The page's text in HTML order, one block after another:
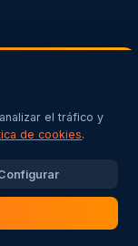
el tráfico y
de cookies.